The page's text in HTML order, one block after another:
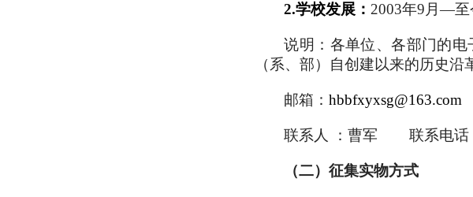
2.学校发展： 2003年9月—至
说明： 各单位、各部门的电
（系、部）自创建以来的历史沿
邮箱：
联系人 ：曹军 联系电话
（二）征集实物方式